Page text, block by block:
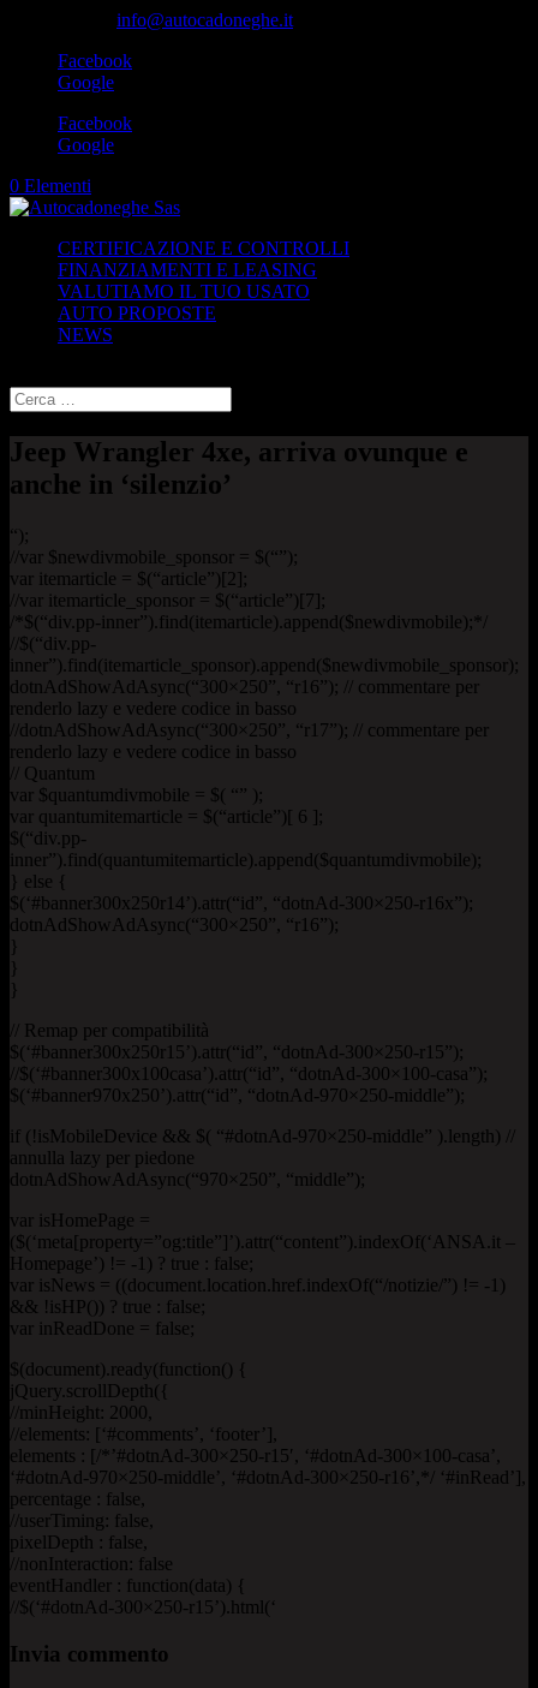
info@autocadoneghe.it
Facebook
Google
Facebook
Google
0 Elementi
CERTIFICAZIONE E CONTROLLI
FINANZIAMENTI E LEASING
VALUTIAMO IL TUO USATO
AUTO PROPOSTE
NEWS
Jeep Wrangler 4xe, arriva ovunque e
anche in ‘silenzio’
“);
//var $newdivmobile_sponsor = $(“”);
var itemarticle = $(“article”)[2];
//var itemarticle_sponsor = $(“article”)[7];
/*$(“div.pp-inner”).find(itemarticle).append($newdivmobile);*/
//$(“div.pp-
inner”).find(itemarticle_sponsor).append($newdivmobile_sponsor);
dotnAdShowAdAsync(“300×250”, “r16”); // commentare per
renderlo lazy e vedere codice in basso
//dotnAdShowAdAsync(“300×250”, “r17”); // commentare per
renderlo lazy e vedere codice in basso
// Quantum
var $quantumdivmobile = $( “” );
var quantumitemarticle = $(“article”)[ 6 ];
$(“div.pp-
inner”).find(quantumitemarticle).append($quantumdivmobile);
} else {
$(‘#banner300x250r14’).attr(“id”, “dotnAd-300×250-r16x”);
dotnAdShowAdAsync(“300×250”, “r16”);
}
}
}
// Remap per compatibilità
$(‘#banner300x250r15’).attr(“id”, “dotnAd-300×250-r15”);
//$(‘#banner300x100casa’).attr(“id”, “dotnAd-300×100-casa”);
$(‘#banner970x250’).attr(“id”, “dotnAd-970×250-middle”);
if (!isMobileDevice && $( “#dotnAd-970×250-middle” ).length) //
annulla lazy per piedone
dotnAdShowAdAsync(“970×250”, “middle”);
var isHomePage =
($(‘meta[property=”og:title”]’).attr(“content”).indexOf(‘ANSA.it –
Homepage’) != -1) ? true : false;
var isNews = ((document.location.href.indexOf(“/notizie/”) != -1)
&& !isHP()) ? true : false;
var inReadDone = false;
$(document).ready(function() {
jQuery.scrollDepth({
//minHeight: 2000,
//elements: [‘#comments’, ‘footer’],
elements : [/*’#dotnAd-300×250-r15′, ‘#dotnAd-300×100-casa’,
‘#dotnAd-970×250-middle’, ‘#dotnAd-300×250-r16’,*/ ‘#inRead’],
percentage : false,
//userTiming: false,
pixelDepth : false,
//nonInteraction: false
eventHandler : function(data) {
//$(‘#dotnAd-300×250-r15’).html(‘
Invia commento